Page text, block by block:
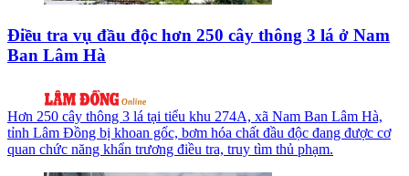
Điều tra vụ đầu độc hơn 250 cây thông 3 lá ở Nam
Ban Lâm Hà
Hơn 250 cây thông 3 lá tại tiểu khu 274A, xã Nam Ban Lâm Hà,
tỉnh Lâm Đồng bị khoan gốc, bơm hóa chất đầu độc đang được cơ
quan chức năng khẩn trương điều tra, truy tìm thủ phạm.